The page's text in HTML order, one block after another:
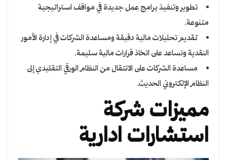
تطوير وتنفيذ برامج عمل جديدة في مواقف استراتيجية
متنوعة.
تقديم تحليلات مالية دقيقة ومساعدة الشركات في إدارة الأمور
النقدية وتساعد على اتخاذ قرارات مالية سليمة.
مساعدة الشركات على الانتقال من النظام الورقي التقليدي إلى
النظام الإلكتروني الحديث.
مميزات شركة
استشارات ادارية